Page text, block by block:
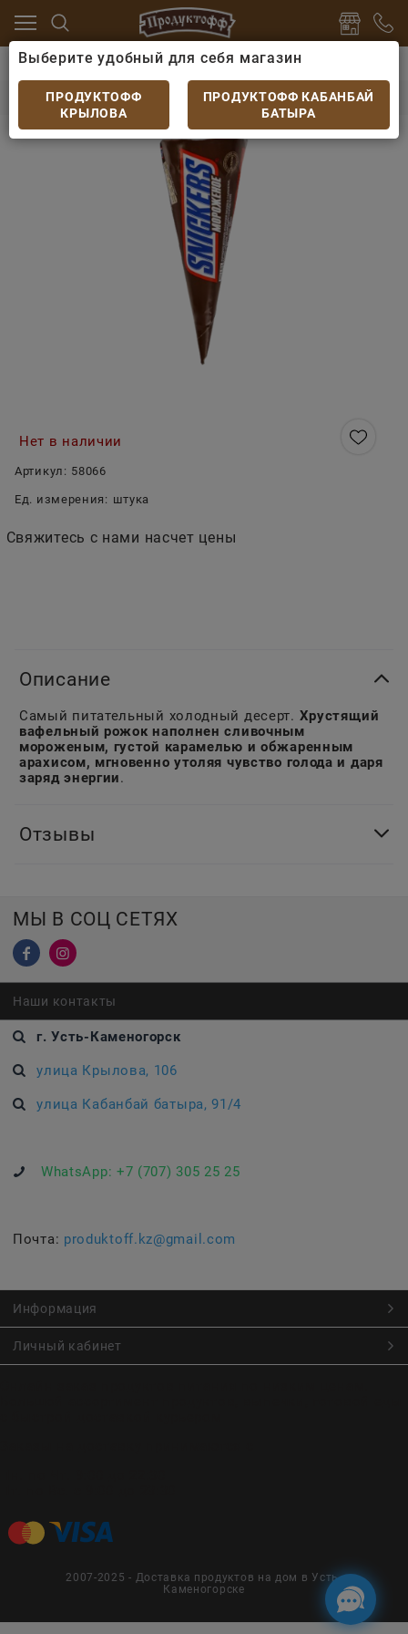
яйцо Мороженое
Мороженое Snickers рожок
Мороженое Snickers рожок 69 гр
Нет в наличии
Артикул: 58066
Ед. измерения: штука
Свяжитесь с нами насчет цены
Описание
Самый питательный холодный десерт. Хрустящий
вафельный рожок наполнен сливочным
мороженым, густой карамелью и обжаренным
арахисом, мгновенно утоляя чувство голода и даря
заряд энергии.
Отзывы
МЫ В СОЦ СЕТЯХ
Наши контакты
г. Усть-Каменогорск
улица Крылова, 106
улица Кабанбай батыра, 91/4
WhatsApp: +7 (707) 305 25 25
Почта: produktoff.kz@gmail.com
Информация
Личный кабинет
2007-2025 - Доставка продуктов на дом в Усть-
Каменогорске
Выберите удобный для себя магазин
ПРОДУКТОФФ
КРЫЛОВА
ПРОДУКТОФФ КАБАНБАЙ
БАТЫРА